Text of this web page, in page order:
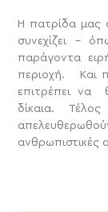
Η πατρίδα μας
συνεχίζει –
παράγοντα
περιοχή. Και
επιτρέπει να
δίκαια.
ανθρωπιστικές